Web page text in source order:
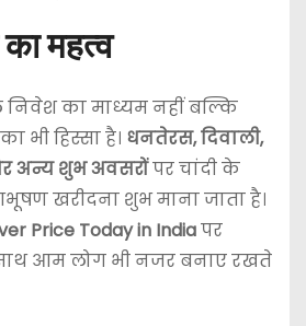
का महत्व
का माध्यम नहीं बल्कि
भी हिस्सा है। धनतेरस, दिवाली,
अन्य शुभ अवसरोंपर चांदी के
खरीदना शुभ माना जाता है।
Price Today in Indiaपर
आम लोग भी नजर बनाए रखते